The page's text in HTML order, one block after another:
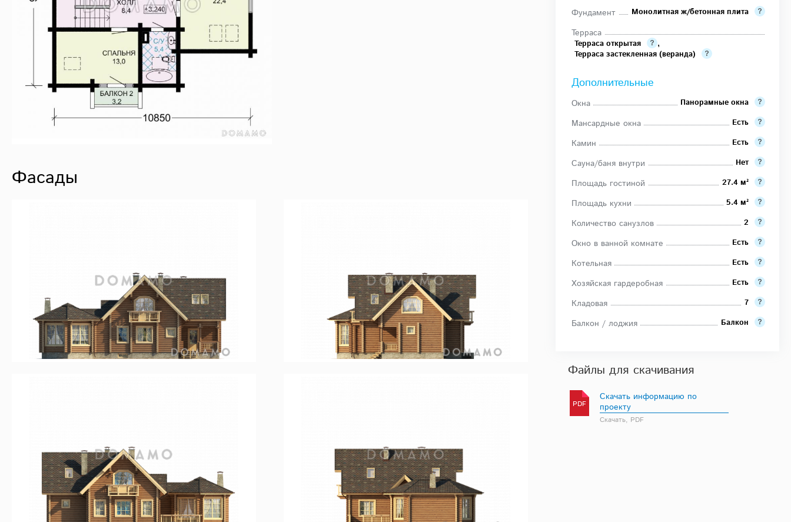
Фундамент Монолитная ж/бетонная плита
Терраса
Терраса открытая
,
Терраса застекленная (веранда)
Дополнительные
Окна Панорамные окна
Мансардные окна Есть
Камин Есть
Сауна/баня внутри Нет
Площадь гостиной 27.4 м²
Площадь кухни 5.4 м²
Количество санузлов 2
Окно в ванной комнате Есть
Котельная Есть
Хозяйская гардеробная Есть
Кладовая 7
Балкон / лоджия Балкон
Файлы для скачивания
PDF
Скачать информацию по
проекту
Скачать, PDF
Фасады